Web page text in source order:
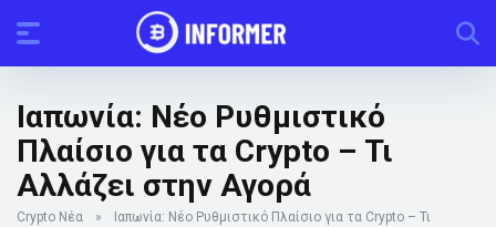
Ιαπωνία: Νέο Ρυθμιστικό
Πλαίσιο για τα Crypto – Τι
Αλλάζει στην Αγορά
Crypto Νέα »
Ιαπωνία: Νέο Ρυθμιστικό Πλαίσιο για τα Crypto – Τι